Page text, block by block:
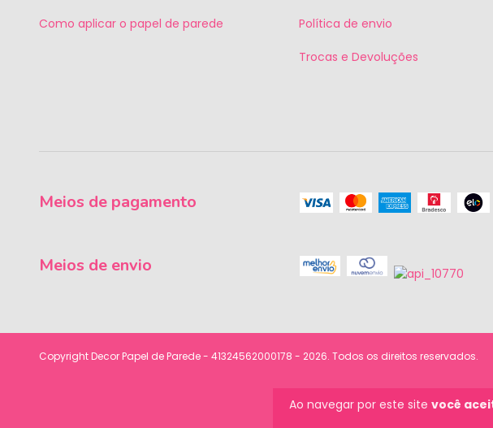
Ao navegar por este site você
Como aplicar o papel de parede Política de envio
Trocas e Devoluções
Meios de pagamento
Meios de envio
Copyright Decor Papel de Parede - 41324562000178 - 2026. Todos os direitos reservados.